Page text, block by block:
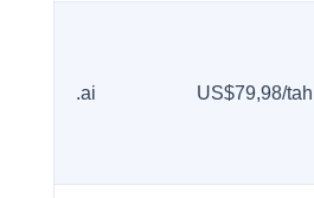
.ai US$79,98/